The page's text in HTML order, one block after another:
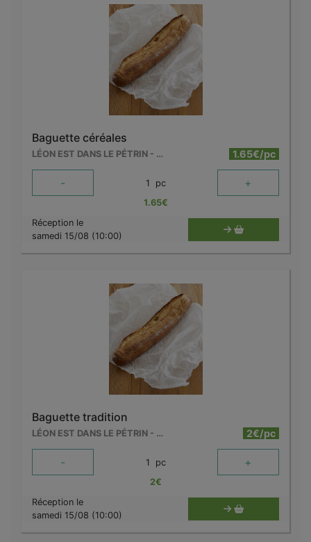
Baguette céréales
LÉON EST DANS LE PÉTRIN - MOUSCRON 1.65€/pc
- 1 pc +
1.65€
Réception le
samedi 15/08 (10:00)
Baguette tradition
LÉON EST DANS LE PÉTRIN - MOUSCRON 2€/pc
- 1 pc +
2€
Réception le
samedi 15/08 (10:00)